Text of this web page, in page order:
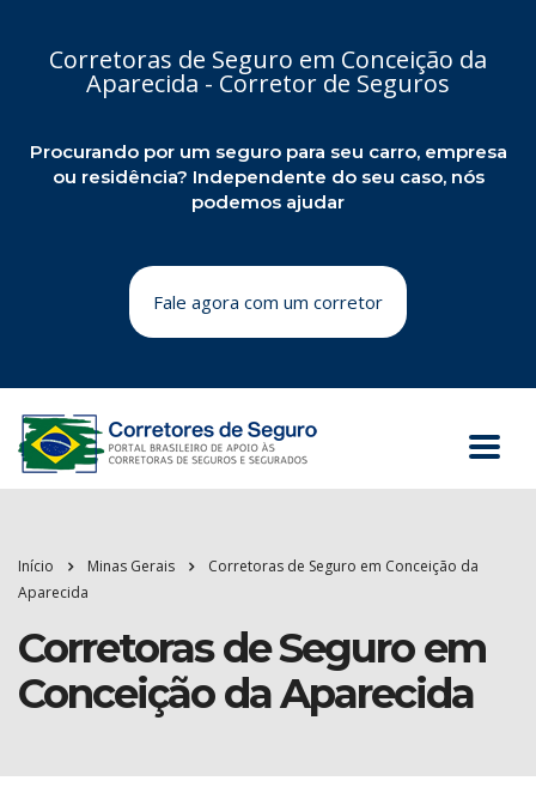
Corretoras de Seguro em Conceição da
Aparecida - Corretor de Seguros
Procurando por um seguro para seu carro, empresa
ou residência? Independente do seu caso, nós
podemos ajudar
Fale agora com um corretor
Início Minas Gerais
Corretoras de Seguro em Conceição da
Aparecida
Corretoras de Seguro em
Conceição da Aparecida